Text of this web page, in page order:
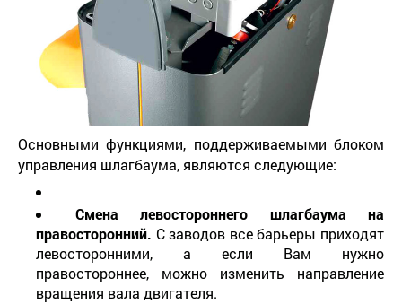
Основными функциями, поддерживаемыми блоком
управления шлагбаума, являются следующие:
Смена левостороннего шлагбаума на
правосторонний. С заводов все барьеры приходят
левосторонними, а если Вам нужно
правостороннее, можно изменить направление
вращения вала двигателя.